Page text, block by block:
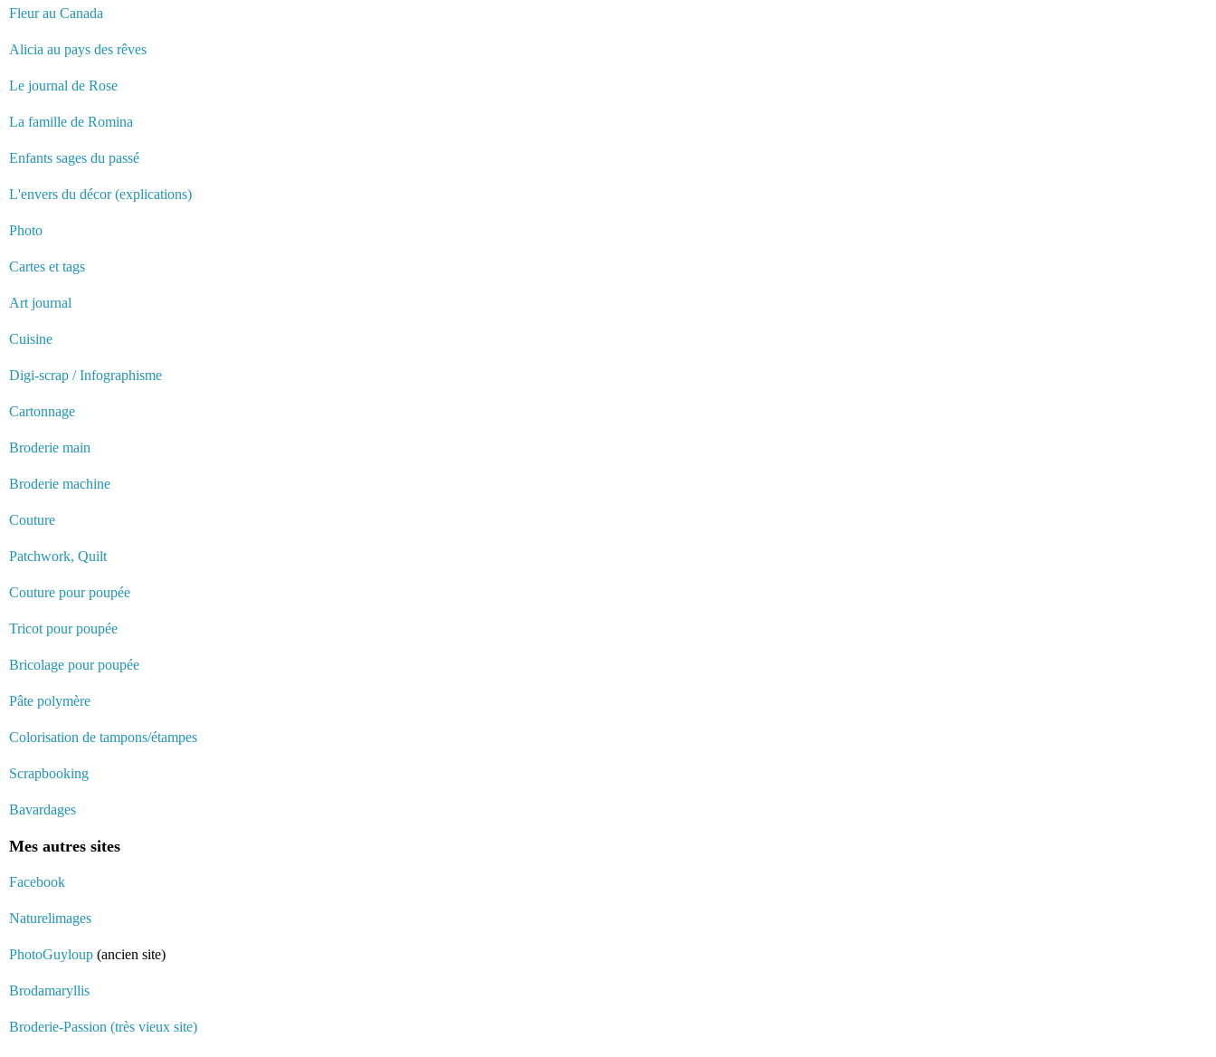
Fleur au Canada
Alicia au pays des rêves
Le journal de Rose
La famille de Romina
Enfants sages du passé
L'envers du décor (explications)
Photo
Cartes et tags
Art journal
Cuisine
Digi-scrap / Infographisme
Cartonnage
Broderie main
Broderie machine
Couture
Patchwork, Quilt
Couture pour poupée
Tricot pour poupée
Bricolage pour poupée
Pâte polymère
Colorisation de tampons/étampes
Scrapbooking
Bavardages
Mes autres sites
Facebook
Naturelimages
PhotoGuyloup (ancien site)
Brodamaryllis
Broderie-Passion (très vieux site)